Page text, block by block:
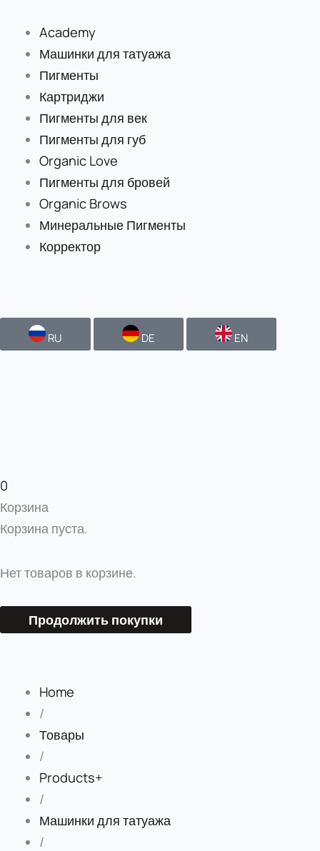
содержимому
Academy
Машинки для татуажа
Пигменты
Картриджи
Пигменты для век
Пигменты для губ
Organic Love
Пигменты для бровей
Organic Brows
Минеральные Пигменты
Корректор
RU DE EN
0
Корзина
Корзина пуста.
Нет товаров в корзине.
Продолжить покупки
Home
/
Товары
/
Products+
/
Машинки для татуажа
/